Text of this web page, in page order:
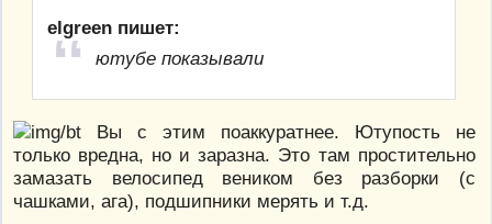
elgreen пишет:
ютубе показывали
Вы с этим поаккуратнее. Ютупость не
только вредна, но и заразна. Это там простительно
замазать велосипед веником без разборки (с
чашками, ага), подшипники мерять и т.д.